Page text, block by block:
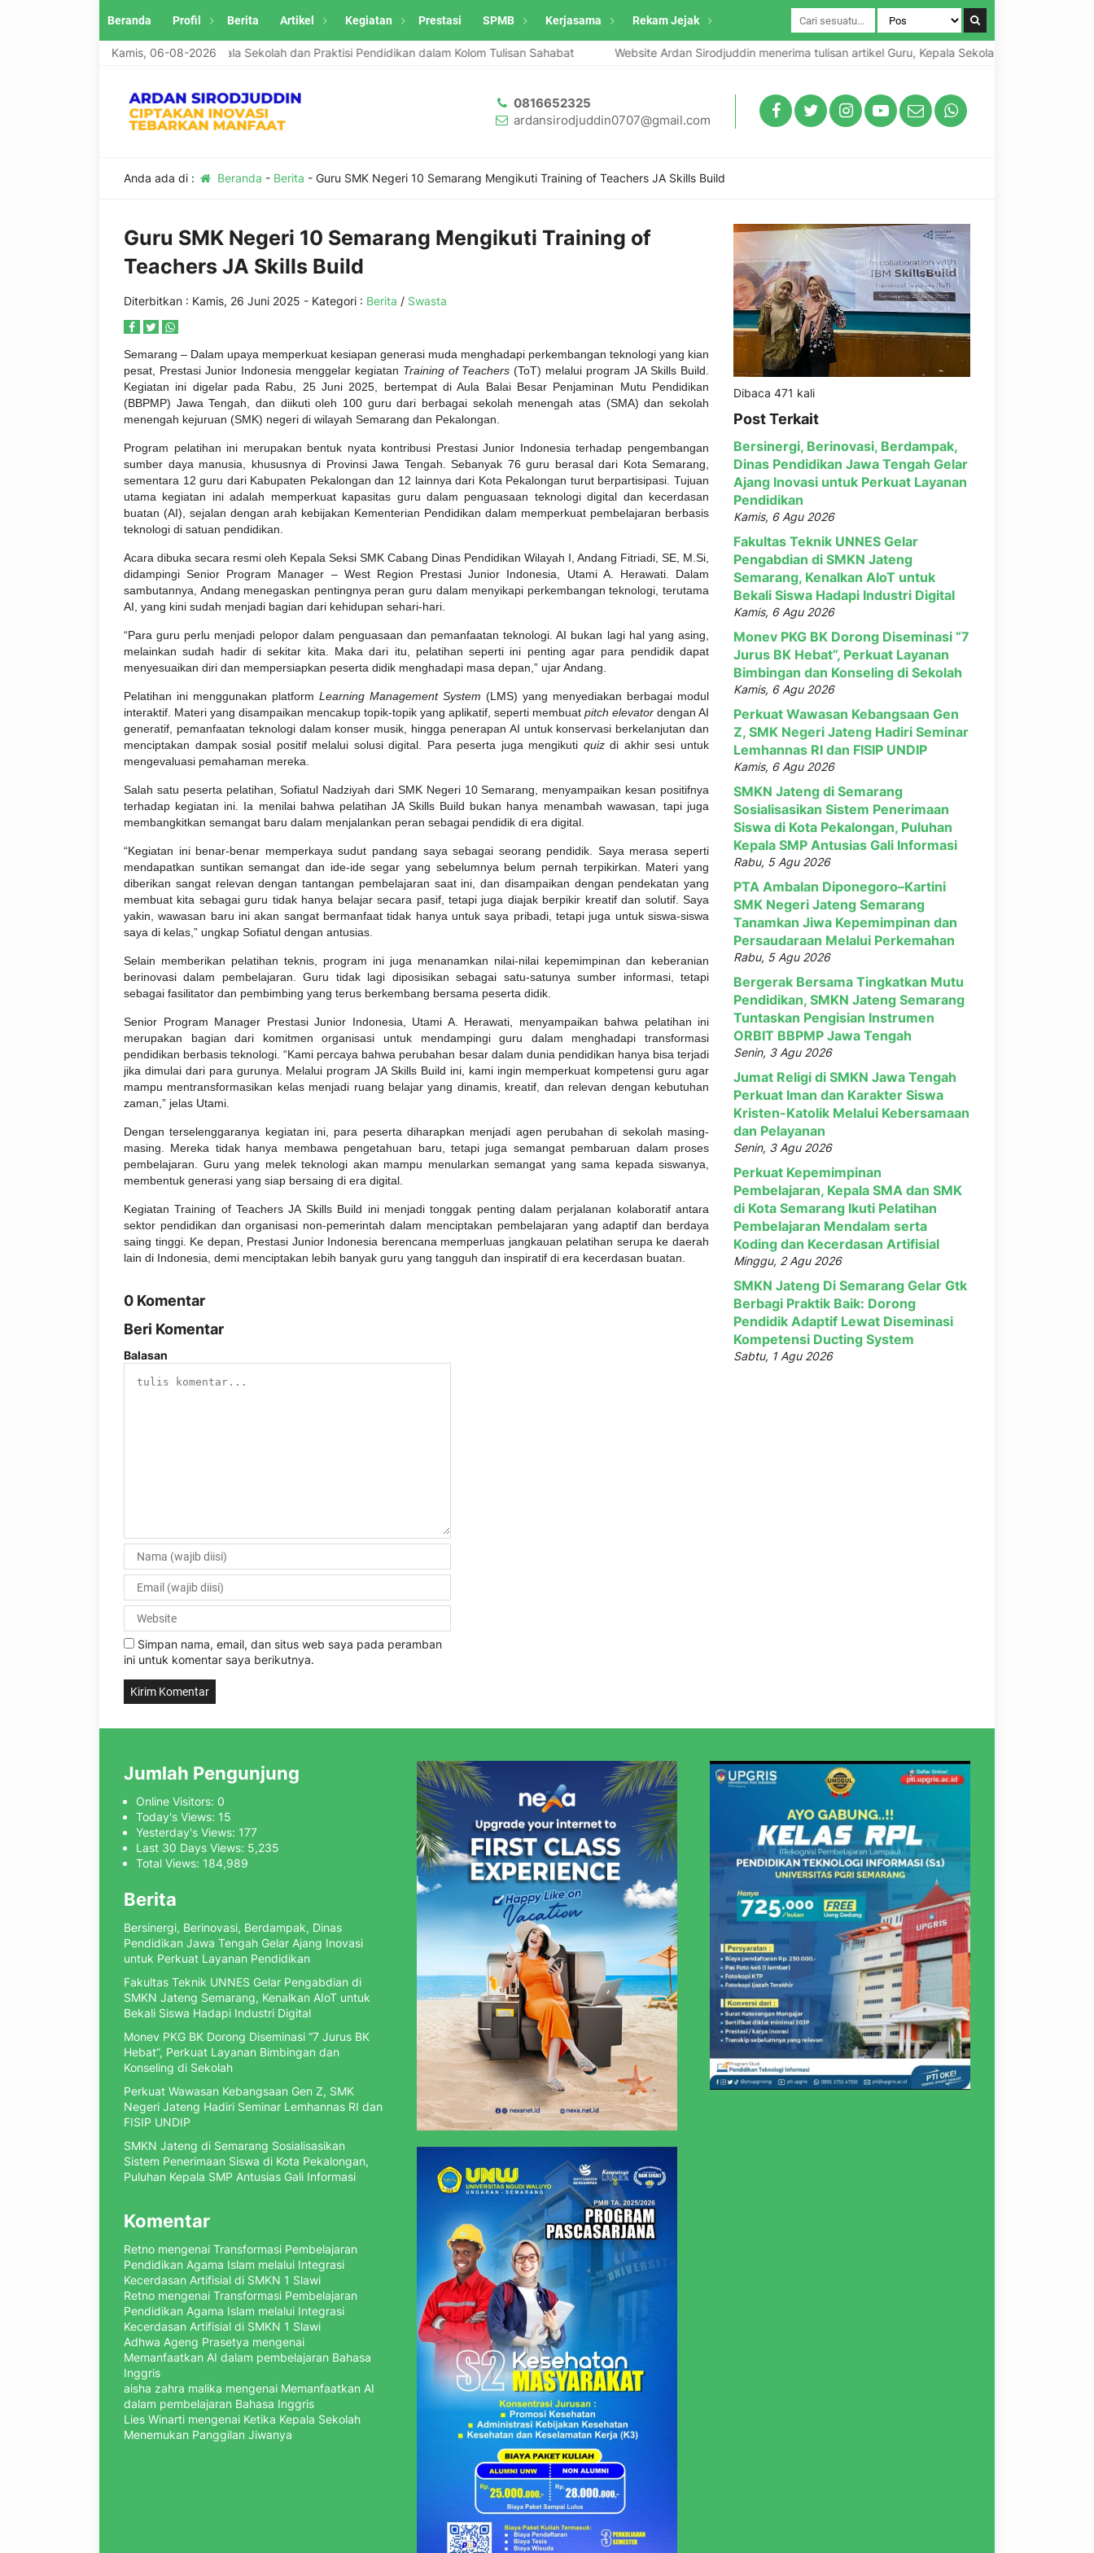
Beranda Profil Berita Artikel Kegiatan Prestasi SPMB Kerjasama Rekam Jejak
Kamis, 06-08-2026
menerima tulisan artikel Guru, Kepala Sekolah dan Praktisi Pendidikan dalam Kolom Tulisan Sahabat Website Ardan Sirodjuddin menerima tulisan artikel Guru, Kepala Sekolah dan Praktisi
0816652325
ardansirodjuddin0707@gmail.com
Anda ada di : Beranda - Berita - Guru SMK Negeri 10 Semarang Mengikuti Training of Teachers JA Skills Build
Guru SMK Negeri 10 Semarang Mengikuti Training of
Teachers JA Skills Build
Diterbitkan : Kamis, 26 Juni 2025 - Kategori : Berita / Swasta
Semarang – Dalam upaya memperkuat kesiapan generasi muda menghadapi perkembangan teknologi yang kian
pesat, Prestasi Junior Indonesia menggelar kegiatan Training of Teachers (ToT) melalui program JA Skills Build.
Kegiatan ini digelar pada Rabu, 25 Juni 2025, bertempat di Aula Balai Besar Penjaminan Mutu Pendidikan
(BBPMP) Jawa Tengah, dan diikuti oleh 100 guru dari berbagai sekolah menengah atas (SMA) dan sekolah
menengah kejuruan (SMK) negeri di wilayah Semarang dan Pekalongan.
Program pelatihan ini merupakan bentuk nyata kontribusi Prestasi Junior Indonesia terhadap pengembangan
sumber daya manusia, khususnya di Provinsi Jawa Tengah. Sebanyak 76 guru berasal dari Kota Semarang,
sementara 12 guru dari Kabupaten Pekalongan dan 12 lainnya dari Kota Pekalongan turut berpartisipasi. Tujuan
utama kegiatan ini adalah memperkuat kapasitas guru dalam penguasaan teknologi digital dan kecerdasan
buatan (AI), sejalan dengan arah kebijakan Kementerian Pendidikan dalam memperkuat pembelajaran berbasis
teknologi di satuan pendidikan.
Acara dibuka secara resmi oleh Kepala Seksi SMK Cabang Dinas Pendidikan Wilayah I, Andang Fitriadi, SE, M.Si,
didampingi Senior Program Manager – West Region Prestasi Junior Indonesia, Utami A. Herawati. Dalam
sambutannya, Andang menegaskan pentingnya peran guru dalam menyikapi perkembangan teknologi, terutama
AI, yang kini sudah menjadi bagian dari kehidupan sehari-hari.
“Para guru perlu menjadi pelopor dalam penguasaan dan pemanfaatan teknologi. AI bukan lagi hal yang asing,
melainkan sudah hadir di sekitar kita. Maka dari itu, pelatihan seperti ini penting agar para pendidik dapat
menyesuaikan diri dan mempersiapkan peserta didik menghadapi masa depan,” ujar Andang.
Pelatihan ini menggunakan platform Learning Management System (LMS) yang menyediakan berbagai modul
interaktif. Materi yang disampaikan mencakup topik-topik yang aplikatif, seperti membuat pitch elevator dengan AI
generatif, pemanfaatan teknologi dalam konser musik, hingga penerapan AI untuk konservasi berkelanjutan dan
menciptakan dampak sosial positif melalui solusi digital. Para peserta juga mengikuti quizdi akhir sesi untuk
mengevaluasi pemahaman mereka.
Salah satu peserta pelatihan, Sofiatul Nadziyah dari SMK Negeri 10 Semarang, menyampaikan kesan positifnya
terhadap kegiatan ini. Ia menilai bahwa pelatihan JA Skills Build bukan hanya menambah wawasan, tapi juga
membangkitkan semangat baru dalam menjalankan peran sebagai pendidik di era digital.
“Kegiatan ini benar-benar memperkaya sudut pandang saya sebagai seorang pendidik. Saya merasa seperti
mendapatkan suntikan semangat dan ide-ide segar yang sebelumnya belum pernah terpikirkan. Materi yang
diberikan sangat relevan dengan tantangan pembelajaran saat ini, dan disampaikan dengan pendekatan yang
membuat kita sebagai guru tidak hanya belajar secara pasif, tetapi juga diajak berpikir kreatif dan solutif. Saya
yakin, wawasan baru ini akan sangat bermanfaat tidak hanya untuk saya pribadi, tetapi juga untuk siswa-siswa
saya di kelas,” ungkap Sofiatul dengan antusias.
Selain memberikan pelatihan teknis, program ini juga menanamkan nilai-nilai kepemimpinan dan keberanian
berinovasi dalam pembelajaran. Guru tidak lagi diposisikan sebagai satu-satunya sumber informasi, tetapi
sebagai fasilitator dan pembimbing yang terus berkembang bersama peserta didik.
Senior Program Manager Prestasi Junior Indonesia, Utami A. Herawati, menyampaikan bahwa pelatihan ini
merupakan bagian dari komitmen organisasi untuk mendampingi guru dalam menghadapi transformasi
pendidikan berbasis teknologi. “Kami percaya bahwa perubahan besar dalam dunia pendidikan hanya bisa terjadi
jika dimulai dari para gurunya. Melalui program JA Skills Build ini, kami ingin memperkuat kompetensi guru agar
mampu mentransformasikan kelas menjadi ruang belajar yang dinamis, kreatif, dan relevan dengan kebutuhan
zaman,” jelas Utami.
Dengan terselenggaranya kegiatan ini, para peserta diharapkan menjadi agen perubahan di sekolah masing-
masing. Mereka tidak hanya membawa pengetahuan baru, tetapi juga semangat pembaruan dalam proses
pembelajaran. Guru yang melek teknologi akan mampu menularkan semangat yang sama kepada siswanya,
membentuk generasi yang siap bersaing di era digital.
Kegiatan Training of Teachers JA Skills Build ini menjadi tonggak penting dalam perjalanan kolaboratif antara
sektor pendidikan dan organisasi non-pemerintah dalam menciptakan pembelajaran yang adaptif dan berdaya
saing tinggi. Ke depan, Prestasi Junior Indonesia berencana memperluas jangkauan pelatihan serupa ke daerah
lain di Indonesia, demi menciptakan lebih banyak guru yang tangguh dan inspiratif di era kecerdasan buatan.
0 Komentar
Beri Komentar
Balasan
Simpan nama, email, dan situs web saya pada peramban
ini untuk komentar saya berikutnya.
Dibaca 471 kali
Post Terkait
Bersinergi, Berinovasi, Berdampak,
Dinas Pendidikan Jawa Tengah Gelar
Ajang Inovasi untuk Perkuat Layanan
Pendidikan
Kamis, 6 Agu 2026
Fakultas Teknik UNNES Gelar
Pengabdian di SMKN Jateng
Semarang, Kenalkan AIoT untuk
Bekali Siswa Hadapi Industri Digital
Kamis, 6 Agu 2026
Monev PKG BK Dorong Diseminasi “7
Jurus BK Hebat”, Perkuat Layanan
Bimbingan dan Konseling di Sekolah
Kamis, 6 Agu 2026
Perkuat Wawasan Kebangsaan Gen
Z, SMK Negeri Jateng Hadiri Seminar
Lemhannas RI dan FISIP UNDIP
Kamis, 6 Agu 2026
SMKN Jateng di Semarang
Sosialisasikan Sistem Penerimaan
Siswa di Kota Pekalongan, Puluhan
Kepala SMP Antusias Gali Informasi
Rabu, 5 Agu 2026
PTA Ambalan Diponegoro–Kartini
SMK Negeri Jateng Semarang
Tanamkan Jiwa Kepemimpinan dan
Persaudaraan Melalui Perkemahan
Rabu, 5 Agu 2026
Bergerak Bersama Tingkatkan Mutu
Pendidikan, SMKN Jateng Semarang
Tuntaskan Pengisian Instrumen
ORBIT BBPMP Jawa Tengah
Senin, 3 Agu 2026
Jumat Religi di SMKN Jawa Tengah
Perkuat Iman dan Karakter Siswa
Kristen-Katolik Melalui Kebersamaan
dan Pelayanan
Senin, 3 Agu 2026
Perkuat Kepemimpinan
Pembelajaran, Kepala SMA dan SMK
di Kota Semarang Ikuti Pelatihan
Pembelajaran Mendalam serta
Koding dan Kecerdasan Artifisial
Minggu, 2 Agu 2026
SMKN Jateng Di Semarang Gelar Gtk
Berbagi Praktik Baik: Dorong
Pendidik Adaptif Lewat Diseminasi
Kompetensi Ducting System
Sabtu, 1 Agu 2026
Jumlah Pengunjung
Online Visitors: 0
Today's Views: 15
Yesterday's Views: 177
Last 30 Days Views: 5,235
Total Views: 184,989
Berita
Bersinergi, Berinovasi, Berdampak, Dinas
Pendidikan Jawa Tengah Gelar Ajang Inovasi
untuk Perkuat Layanan Pendidikan
Fakultas Teknik UNNES Gelar Pengabdian di
SMKN Jateng Semarang, Kenalkan AIoT untuk
Bekali Siswa Hadapi Industri Digital
Monev PKG BK Dorong Diseminasi “7 Jurus BK
Hebat”, Perkuat Layanan Bimbingan dan
Konseling di Sekolah
Perkuat Wawasan Kebangsaan Gen Z, SMK
Negeri Jateng Hadiri Seminar Lemhannas RI dan
FISIP UNDIP
SMKN Jateng di Semarang Sosialisasikan
Sistem Penerimaan Siswa di Kota Pekalongan,
Puluhan Kepala SMP Antusias Gali Informasi
Komentar
Retno mengenai Transformasi Pembelajaran
Pendidikan Agama Islam melalui Integrasi
Kecerdasan Artifisial di SMKN 1 Slawi
Retno mengenai Transformasi Pembelajaran
Pendidikan Agama Islam melalui Integrasi
Kecerdasan Artifisial di SMKN 1 Slawi
Adhwa Ageng Prasetya mengenai
Memanfaatkan AI dalam pembelajaran Bahasa
Inggris
aisha zahra malika mengenai Memanfaatkan AI
dalam pembelajaran Bahasa Inggris
Lies Winarti mengenai Ketika Kepala Sekolah
Menemukan Panggilan Jiwanya